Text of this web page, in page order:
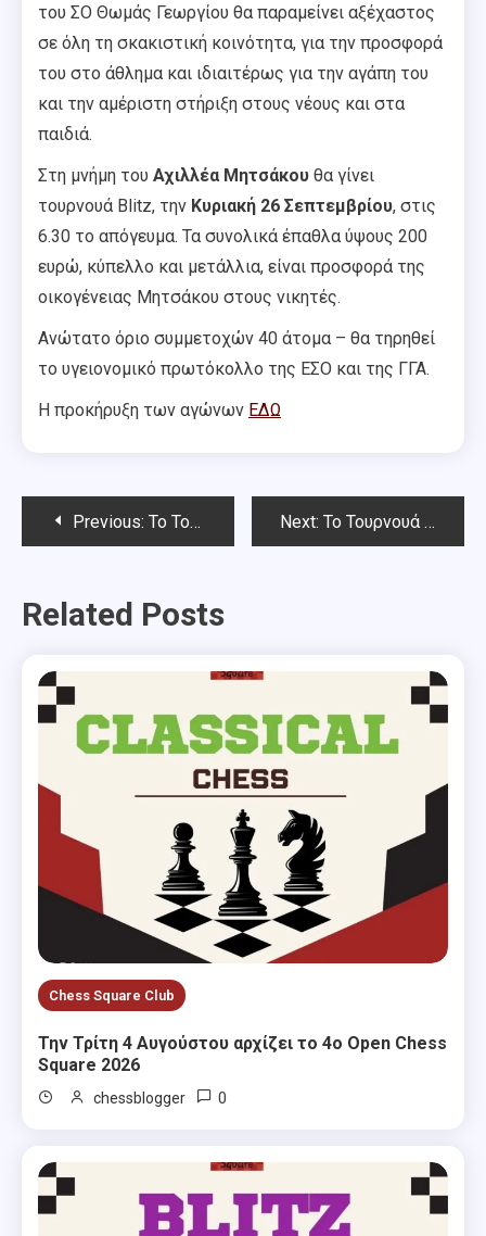
του ΣΟ Θωμάς Γεωργίου θα παραμείνει αξέχαστος
σε όλη τη σκακιστική κοινότητα, για την προσφορά
του στο άθλημα και ιδιαιτέρως για την αγάπη του
και την αμέριστη στήριξη στους νέους και στα
παιδιά.
Στη μνήμη του Αχιλλέα Μητσάκου θα γίνει
τουρνουά Blitz, την Κυριακή 26 Σεπτεμβρίου, στις
6.30 το απόγευμα. Τα συνολικά έπαθλα ύψους 200
ευρώ, κύπελλο και μετάλλια, είναι προσφορά της
οικογένειας Μητσάκου στους νικητές.
Ανώτατο όριο συμμετοχών 40 άτομα – θα τηρηθεί
το υγειονομικό πρωτόκολλο της ΕΣΟ και της ΓΓΑ.
Η προκήρυξη των αγώνων ΕΔΩ
PostPrevious: Το Τουρνουά του Σεπτέμβρη Chess Square 2021 Next: Το Τουρνουά του Σεπτέμβρη Chess Square 2021 (2ος-3ος γύρος)
Related Posts
Chess Square Club
Την Τρίτη 4 Αυγούστου αρχίζει το 4ο Open Chess
Square 2026
chessblogger 0